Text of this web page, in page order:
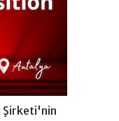
Şirketi'nin